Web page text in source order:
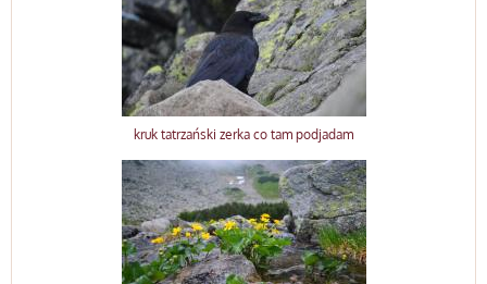
kruk tatrzański zerka co tam podjadam